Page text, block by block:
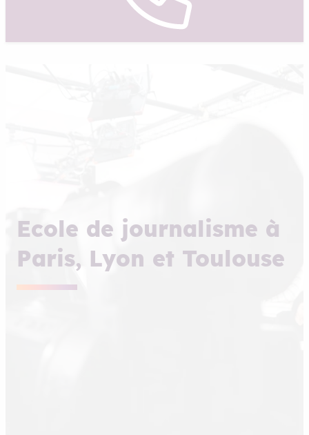
Ecole de journalisme à
Paris, Lyon et Toulouse